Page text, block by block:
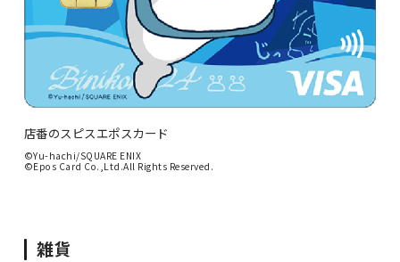
店番のスピスエポスカード
©Yu-hachi/SQUARE ENIX
©Epos Card Co.,Ltd.All Rights Reserved.
雑貨